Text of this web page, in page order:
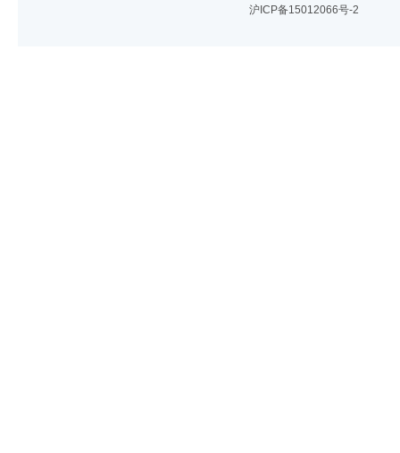
沪ICP备15012066号-2